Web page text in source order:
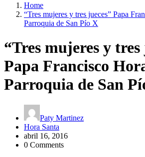
Home
“Tres mujeres y tres jueces” Papa
Parroquia de San Pío X
“Tres mujeres y tres
Papa Francisco
Parroquia de San
Paty Martinez
Hora Santa
abril 16, 2016
0 Comments